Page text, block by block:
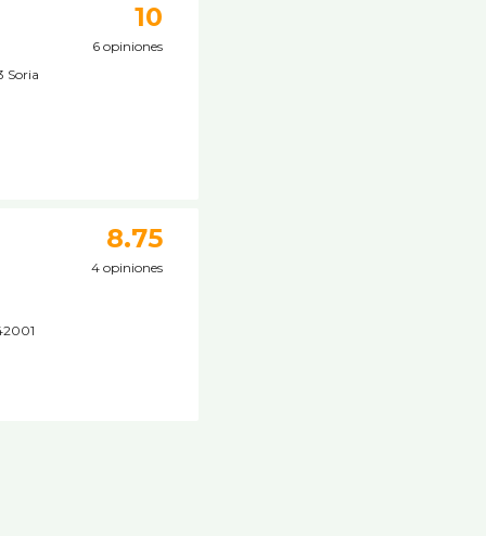
Soria
10
6 opiniones
8.75
4 opiniones